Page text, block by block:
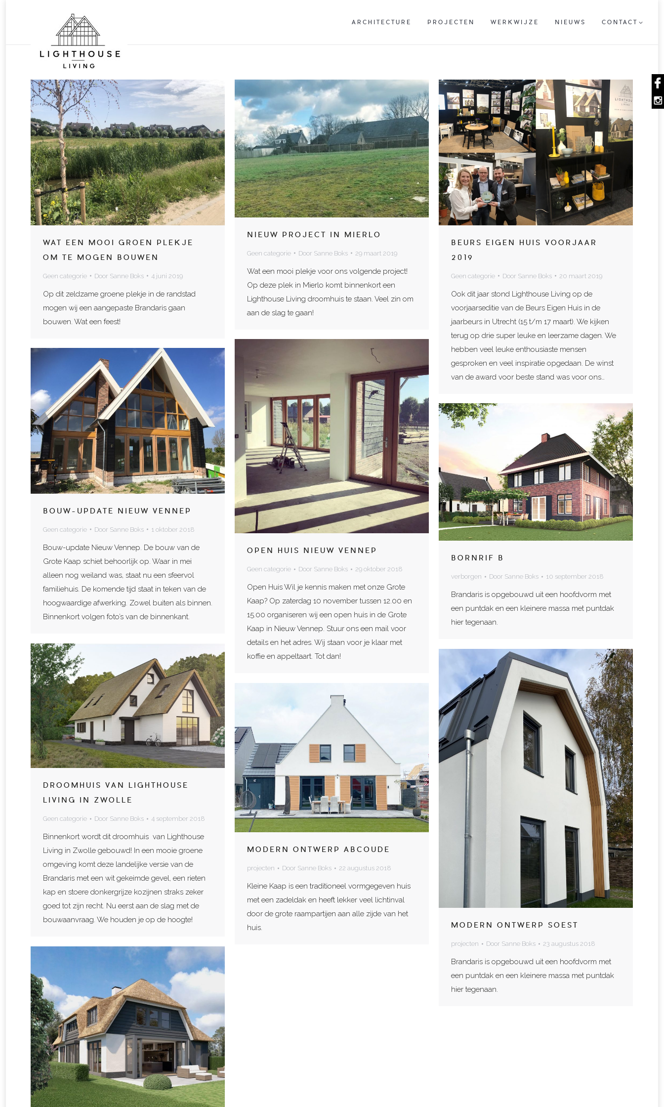
ARCHITECTURE PROJECTEN WERKWIJZE NIEUWS CONTACT
WAT EEN MOOI GROEN PLEKJE
OM TE MOGEN BOUWEN
Geen categorie Door Sanne Boks 4 juni 2019
Op dit zeldzame groene plekje in de randstad
mogen wij een aangepaste Brandaris gaan
bouwen. Wat een feest!
NIEUW PROJECT IN MIERLO
Geen categorie Door Sanne Boks 29 maart 2019
Wat een mooi plekje voor ons volgende project!
Op deze plek in Mierlo komt binnenkort een
Lighthouse Living droomhuis te staan. Veel zin om
aan de slag te gaan!
BEURS EIGEN HUIS VOORJAAR
2019
Geen categorie Door Sanne Boks 20 maart 2019
Ook dit jaar stond Lighthouse Living op de
voorjaarseditie van de Beurs Eigen Huis in de
jaarbeurs in Utrecht (15 t/m 17 maart). We kijken
terug op drie super leuke en leerzame dagen. We
hebben veel leuke enthousiaste mensen
gesproken en veel inspiratie opgedaan. De winst
van de award voor beste stand was voor ons…
OPEN HUIS NIEUW VENNEP
Geen categorie Door Sanne Boks 29 oktober 2018
Open Huis Wil je kennis maken met onze Grote
Kaap? Op zaterdag 10 november tussen 12.00 en
15.00 organiseren wij een open huis in de Grote
Kaap in Nieuw Vennep. Stuur ons een mail voor
details en het adres. Wij staan voor je klaar met
koffie en appeltaart. Tot dan!
BOUW-UPDATE NIEUW VENNEP
Geen categorie Door Sanne Boks 1 oktober 2018
Bouw-update Nieuw Vennep. De bouw van de
Grote Kaap schiet behoorlijk op. Waar in mei
alleen nog weiland was, staat nu een sfeervol
familiehuis. De komende tijd staat in teken van de
hoogwaardige afwerking. Zowel buiten als binnen.
Binnenkort volgen foto’s van de binnenkant.
BORNRIF B
verborgen Door Sanne Boks 10 september 2018
Brandaris is opgebouwd uit een hoofdvorm met
een puntdak en een kleinere massa met puntdak
hier tegenaan.
DROOMHUIS VAN LIGHTHOUSE
LIVING IN ZWOLLE
Geen categorie Door Sanne Boks 4 september 2018
Binnenkort wordt dit droomhuis van Lighthouse
Living in Zwolle gebouwd! In een mooie groene
omgeving komt deze landelijke versie van de
Brandaris met een wit gekeimde gevel, een rieten
kap en stoere donkergrijze kozijnen straks zeker
goed tot zijn recht. Nu eerst aan de slag met de
bouwaanvraag. We houden je op de hoogte!
MODERN ONTWERP SOEST
projecten Door Sanne Boks 23 augustus 2018
Brandaris is opgebouwd uit een hoofdvorm met
een puntdak en een kleinere massa met puntdak
hier tegenaan.
MODERN ONTWERP ABCOUDE
projecten Door Sanne Boks 22 augustus 2018
Kleine Kaap is een traditioneel vormgegeven huis
met een zadeldak en heeft lekker veel lichtinval
door de grote raampartijen aan alle zijde van het
huis.
ARCHITECTURE PROJECTEN WERKWIJZE NIEUWS CONTACT